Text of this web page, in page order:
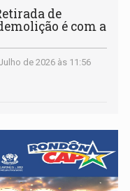
de
é com a
de 2026 às 11:56